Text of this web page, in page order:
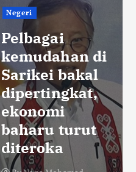
Negeri
Pelbagai
kemudahan di
Sarikei bakal
dipertingkat,
ekonomi
baharu turut
diteroka